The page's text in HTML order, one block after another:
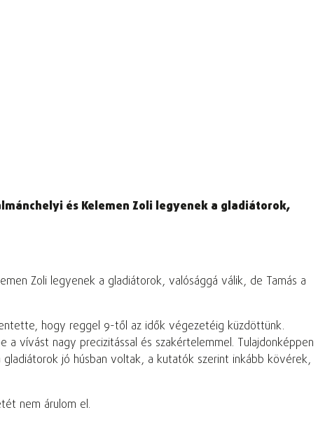
és Kelemen Zoli legyenek a gladiátorok,
Zoli legyenek a gladiátorok, valósággá válik, de Tamás a
hogy reggel 9-től az idők végezetéig küzdöttünk.
vívást nagy precizitással és szakértelemmel. Tulajdonképpen
jó húsban voltak, a kutatók szerint inkább kövérek,
nem árulom el.